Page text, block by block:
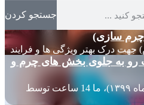
جستجو کردن
چرم سازی)
جهت درک بهتر ویژگی ها و فرایند
رو به جلوی بخش های چرم و
از ماه آوریل امسال (فروردین ماه ۱۳۹۹)، ما 14 ساعت توسط